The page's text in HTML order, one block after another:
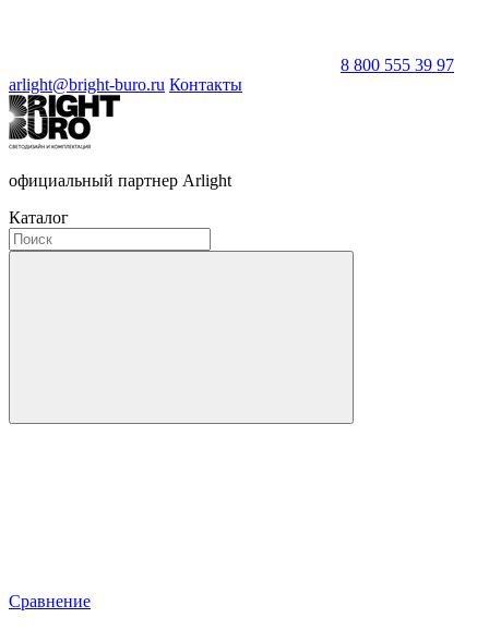
8 800 555 39 97
arlight@bright-buro.ru Контакты
официальный партнер Arlight
Каталог
Сравнение